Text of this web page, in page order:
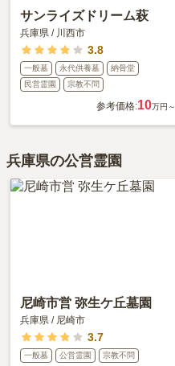
サンライズドリーム萩
兵庫県 / 川西市
3.8
一般墓 永代供養墓
納骨堂
民営霊園
宗教不問
参考価格:10万円～
兵庫県の公営霊園
尼崎市営 弥生ケ丘墓園
兵庫県 / 尼崎市
3.7
一般墓 公営霊園 宗教不問